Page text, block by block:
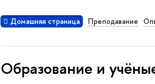
Домашняя страница Преподавание
Oбразование и